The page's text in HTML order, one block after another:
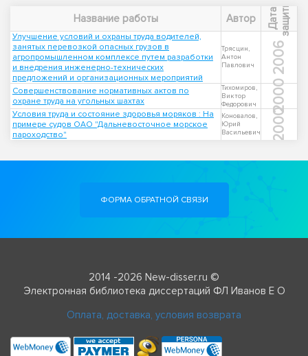
Название работы Автор Д
а
т
а
з
а
щ
и
т ы
Улучшение условий и охраны труда водителей,
занятых перевозкой опасных грузов в
агропромышленном комплексе путем разработки
и внедрения инженерно-технических
предложений и организационных мероприятий
Трясцин,
Антон
Павлович
2006
Совершенствование нормативных актов по
охране труда на угольных шахтах
Тихомиров,
Виктор
Федорович
2000
Условия труда и состояние здоровья моряков : На
примере судов ОАО "Дальневосточное морское
пароходство"
Коновалов,
Юрий
Васильевич
2000
ФОРМА ОБРАТНОЙ СВЯЗИ
2014 -2026 New-disser.ru ©
Электронная библиотека диссертаций ФЛ Иванов Е О
Оплата, доставка, условия возврата